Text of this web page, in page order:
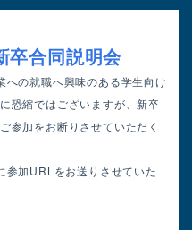
卒合同説明会
の就職へ興味のある学生向け
恐縮ではございますが、新卒
参加をお断りさせていただく
参加URLをお送りさせていた